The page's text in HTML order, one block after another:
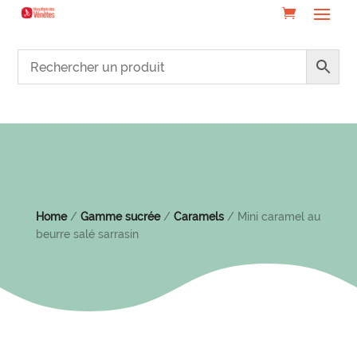
Home/ Gamme sucrée/ Caramels/ Mini caramel au
beurre salé sarrasin